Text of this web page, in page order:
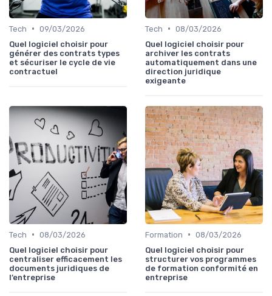
Tech • 09/03/2026
Quel logiciel choisir pour
générer des contrats types
et sécuriser le cycle de vie
contractuel
Tech • 08/03/2026
Quel logiciel choisir pour
archiver les contrats
automatiquement dans une
direction juridique
exigeante
Tech • 08/03/2026
Quel logiciel choisir pour
centraliser efficacement les
documents juridiques de
l’entreprise
Formation • 08/03/2026
Quel logiciel choisir pour
structurer vos programmes
de formation conformité en
entreprise